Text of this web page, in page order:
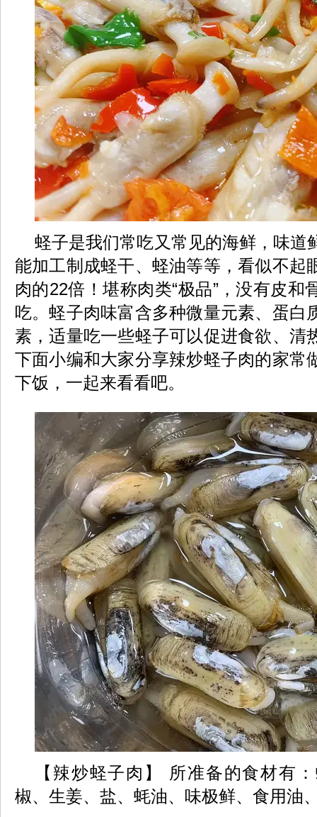
蛏子是我们常吃又常见的海鲜，味道
能加工制成蛏干、蛏油等等，看似不起
肉的22倍！堪称肉类“极品”，没有皮和
吃。蛏子肉味富含多种微量元素、蛋白
素，适量吃一些蛏子可以促进食欲、清
下面小编和大家分享辣炒蛏子肉的家常
下饭，一起来看看吧。
【辣炒蛏子肉】 所准备的食材有
椒、生姜、盐、蚝油、味极鲜、食用油